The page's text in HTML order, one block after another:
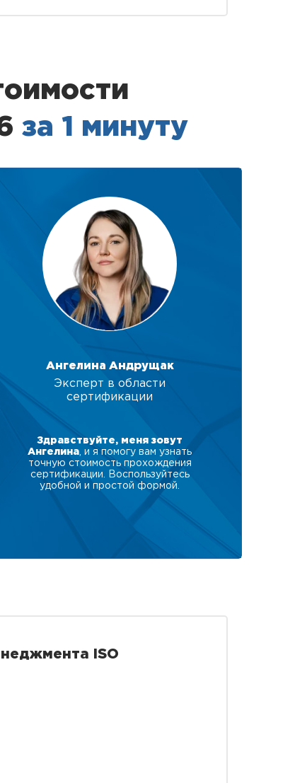
за 1 минуту
Ангелина Андрущак
Эксперт в области
сертификации
Здравствуйте, меня зовут
Ангелина , и я помогу вам узнать
точную стоимость прохождения
сертификации. Воспользуйтесь
удобной и простой формой.
ISO